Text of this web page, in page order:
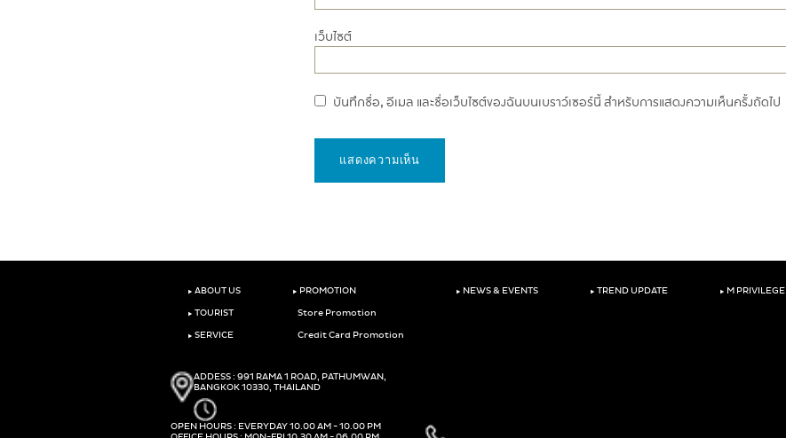
เว็บไซต์
บันทึกชื่อ, อีเมล และชื่อเว็บไซต์ของฉันบนเบราว์เซอร์นี้ สำหรับการแสดงความเห็นครั้งถัดไป
‣ ABOUT US
‣ TOURIST
‣ SERVICE
‣ PROMOTION
Store Promotion
Credit Card Promotion
‣ NEWS & EVENTS ‣ TREND UPDATE ‣ M PRIVILEGE
ADDESS : 991 RAMA 1 ROAD, PATHUMWAN,
BANGKOK 10330, THAILAND
OPEN HOURS : EVERYDAY 10.00 AM - 10.00 PM